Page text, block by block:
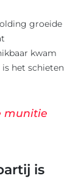
groeide
kwam
het schieten
munitie
is